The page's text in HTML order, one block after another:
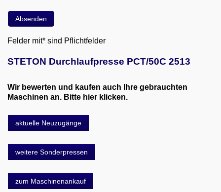
Felder mit* sind Pflichtfelder
STETON Durchlaufpresse PCT/50C 2513
Wir bewerten und kaufen auch Ihre gebrauchten
Maschinen an. Bitte hier klicken.
aktuelle Neuzugänge
weitere Sonderpressen
zum Maschinenankauf